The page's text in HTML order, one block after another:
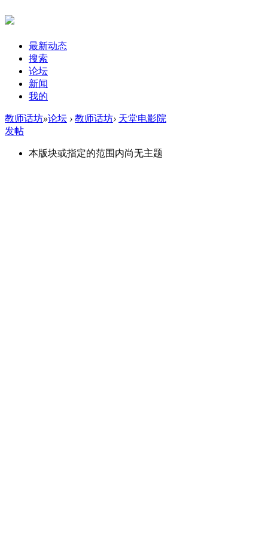
最新动态
搜索
论坛
新闻
我的
教师话坊»论坛 › 教师话坊› 天堂电影院
发帖
本版块或指定的范围内尚无主题